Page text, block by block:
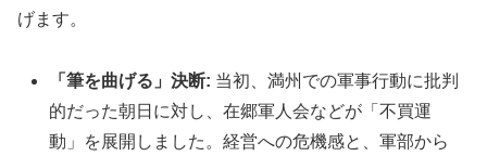
げます。
「筆を曲げる」決断: 当初、満州での軍事行動に批判
的だった朝日に対し、在郷軍人会などが「不買運
動」を展開しました。経営への危機感と、軍部から